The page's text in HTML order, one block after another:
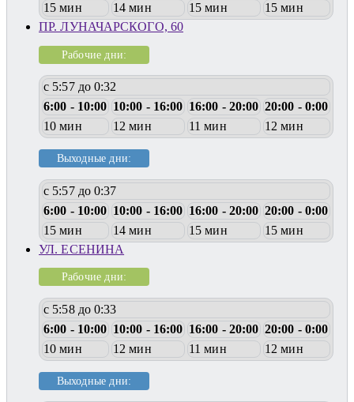
15 мин
14 мин 15 мин
15 мин
ПР. ЛУНАЧАРСКОГО, 60
Рабочие дни:
с 5:57 до 0:32
6:00 - 10:00 10:00 - 16:00 16:00 - 20:00 20:00 - 0:00
10 мин
12 мин 11 мин 12 мин
Выходные дни:
с 5:57 до 0:37
6:00 - 10:00 10:00 - 16:00 16:00 - 20:00 20:00 - 0:00
15 мин
14 мин 15 мин
15 мин
УЛ. ЕСЕНИНА
Рабочие дни:
с 5:58 до 0:33
6:00 - 10:00 10:00 - 16:00 16:00 - 20:00 20:00 - 0:00
10 мин
12 мин 11 мин 12 мин
Выходные дни: